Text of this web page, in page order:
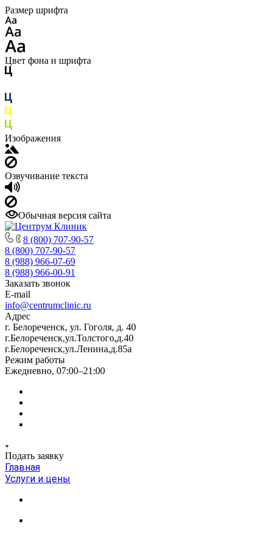
Размер шрифта
Цвет фона и шрифта
Изображения
Озвучивание текста
Обычная версия сайта
8 (800) 707-90-57
8 (800) 707-90-57
8 (988) 966-07-69
8 (988) 966-00-91
Заказать звонок
E-mail
info@centrumclinic.ru
Адрес
г. Белореченск, ул. Гоголя, д. 40
г.Белореченск,ул.Толстого,д.40
г.Белореченск,ул.Ленина,д.85а
Режим работы
Ежедневно, 07:00–21:00
Подать заявку
Главная
Услуги и цены